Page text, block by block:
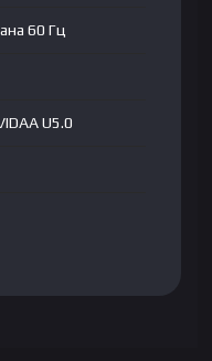
60 Гц
U5.0